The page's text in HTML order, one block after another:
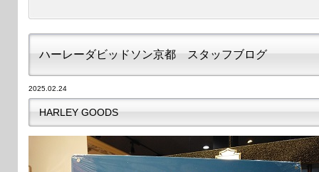
ハーレーダビッドソン京都 スタッフブログ
2025.02.24
HARLEY GOODS